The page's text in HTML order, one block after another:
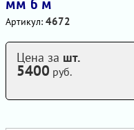
мм 6 м
Артикул: 4672
Цена за шт.
5400 руб.